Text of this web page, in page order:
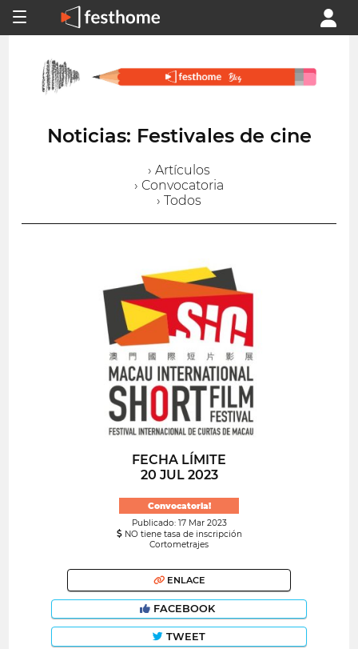
Noticias: Festivales de cine
› Artículos
› Convocatoria
› Todos
FECHA LÍMITE
20 JUL 2023
Convocatoria!
Publicado: 17 Mar 2023
NO tiene tasa de inscripción
Cortometrajes
ENLACE
FACEBOOK
TWEET